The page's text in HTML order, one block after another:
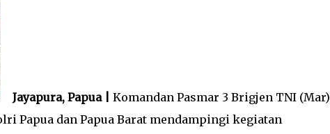
Jayapura, Papua | Komandan Pasmar 3 Brigjen TNI (Mar)
Papua dan Papua Barat mendampingi kegiatan